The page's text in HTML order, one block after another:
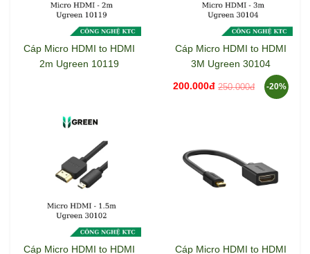
Cáp Micro HDMI to HDMI
2m Ugreen 10119
Cáp Micro HDMI to HDMI
3M Ugreen 30104
200.000đ 250.000đ -20%
Cáp Micro HDMI to HDMI
Cáp Micro HDMI to HDMI